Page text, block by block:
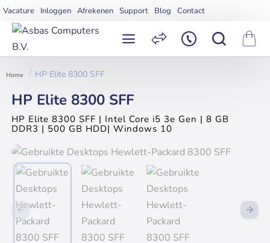
Vacature Inloggen Afrekenen Support Blog Contact
HP Elite 8300 SFF
HP Elite 8300 SFF
HP Elite 8300 SFF | Intel Core i5 3e Gen | 8 GB
DDR3 | 500 GB HDD| Windows 10
Uitverkocht